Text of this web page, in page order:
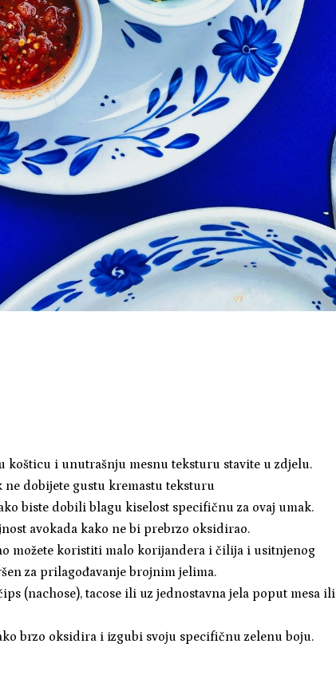
košticu i unutrašnju mesnu teksturu stavite u zdjelu.
dobijete gustu kremastu teksturu
biste dobili blagu kiselost specifičnu za ovaj umak.
avokada kako ne bi prebrzo oksidirao.
možete koristiti malo korijandera i čilija i usitnjenog
za prilagođavanje brojnim jelima.
(nachose), tacose ili uz jednostavna jela poput mesa ili
brzo oksidira i izgubi svoju specifičnu zelenu boju.